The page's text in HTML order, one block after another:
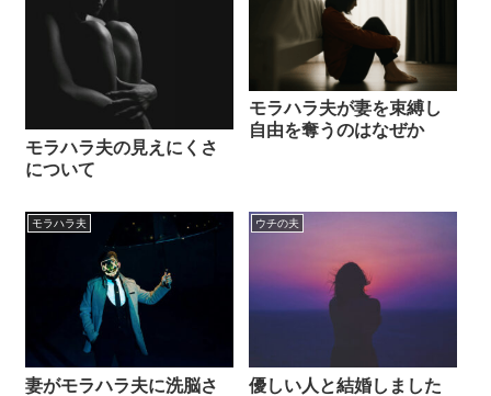
モラハラ夫の見えにくさ
について
モラハラ夫が妻を束縛し
自由を奪うのはなぜか
モラハラ夫
妻がモラハラ夫に洗脳さ
ウチの夫
優しい人と結婚しました